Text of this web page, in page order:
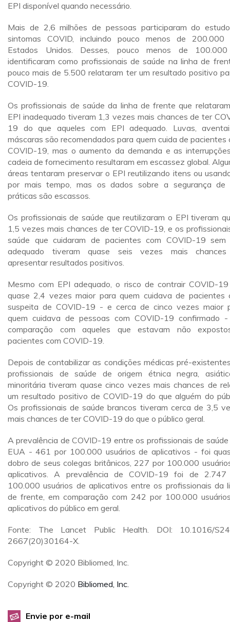
EPI disponível quando necessário.
Mais de 2,6 milhões de pessoas participaram do
sintomas COVID, incluindo pouco menos de 200.000
Estados Unidos. Desses, pouco menos de
identificaram como profissionais de saúde na linha de
pouco mais de 5.500 relataram ter um resultado positivo
COVID-19.
Os profissionais de saúde da linha de frente que
EPI inadequado tiveram 1,3 vezes mais chances de ter
19 do que aqueles com EPI adequado. Luvas,
máscaras são recomendados para quem cuida de pacientes
COVID-19, mas o aumento da demanda e as
cadeia de fornecimento resultaram em escassez global.
áreas tentaram preservar o EPI reutilizando itens ou
por mais tempo, mas os dados sobre a segurança de
práticas são escassos.
Os profissionais de saúde que reutilizaram o EPI tiveram
1,5 vezes mais chances de ter COVID-19, e os
saúde que cuidaram de pacientes com COVID-19 sem
adequado tiveram quase seis vezes mais
apresentar resultados positivos.
Mesmo com EPI adequado, o risco de contrair COVID-
quase 2,4 vezes maior para quem cuidava de pacientes
suspeita de COVID-19 - e cerca de cinco vezes maior
quem cuidava de pessoas com COVID-19 confirmado
comparação com aqueles que estavam não
pacientes com COVID-19.
Depois de contabilizar as condições médicas pré-
profissionais de saúde de origem étnica negra,
minoritária tiveram quase cinco vezes mais chances de
um resultado positivo de COVID-19 do que alguém do
Os profissionais de saúde brancos tiveram cerca de 3,5
mais chances de ter COVID-19 do que o público geral.
A prevalência de COVID-19 entre os profissionais de
EUA - 461 por 100.000 usuários de aplicativos - foi
dobro de seus colegas britânicos, 227 por 100.000
aplicativos. A prevalência de COVID-19 foi de 2.747
100.000 usuários de aplicativos entre os profissionais da
de frente, em comparação com 242 por 100.000
aplicativos do público em geral.
Fonte: The Lancet Public Health. DOI: 10.1016/
2667(20)30164-X.
Copyright © 2020 Bibliomed, Inc.
Copyright © 2020 Bibliomed, Inc.
Envie por e-mail